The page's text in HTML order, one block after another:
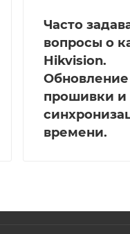
Часто
вопросы о
Hikvision.
Обновление
прошивки и
времени.